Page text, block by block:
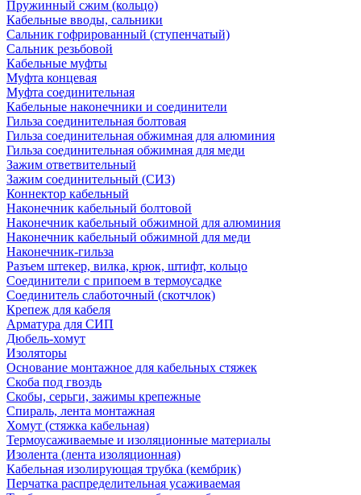
Пружинный сжим (кольцо)
Кабельные вводы, сальники
Сальник гофрированный (ступенчатый)
Сальник резьбовой
Кабельные муфты
Муфта концевая
Муфта соединительная
Кабельные наконечники и соединители
Гильза соединительная болтовая
Гильза соединительная обжимная для алюминия
Гильза соединительная обжимная для меди
Зажим ответвительный
Зажим соединительный (СИЗ)
Коннектор кабельный
Наконечник кабельный болтовой
Наконечник кабельный обжимной для алюминия
Наконечник кабельный обжимной для меди
Наконечник-гильза
Разъем штекер, вилка, крюк, штифт, кольцо
Соединители с припоем в термоусадке
Соединитель слаботочный (скотчлок)
Крепеж для кабеля
Арматура для СИП
Дюбель-хомут
Изоляторы
Основание монтажное для кабельных стяжек
Скоба под гвоздь
Скобы, серьги, зажимы крепежные
Спираль, лента монтажная
Хомут (стяжка кабельная)
Термоусаживаемые и изоляционные материалы
Изолента (лента изоляционная)
Кабельная изолирующая трубка (кембрик)
Перчатка распределительная усаживаемая